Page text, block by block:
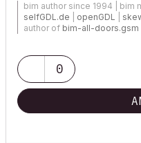
bim author since 1994 | bim
selfGDL.de
openGDL
author of bim-all-doors.gsm
0